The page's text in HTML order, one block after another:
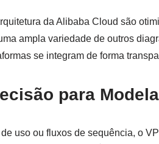
da Alibaba Cloud são
ampla variedade de outros
se integram de forma
para
uso ou fluxos de sequência, o